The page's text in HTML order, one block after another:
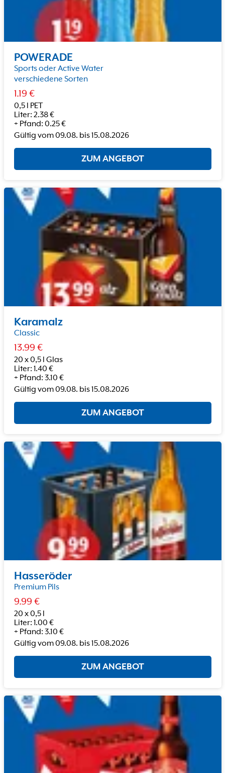
POWERADE
Sports oder Active Water
verschiedene Sorten
1.19 €
0,5 l PET
Liter: 2.38€
+ Pfand: 0.25€
Gültig vom09.08. bis15.08.2026
ZUM ANGEBOT
Karamalz
Classic
13.99 €
20 x 0,5 l Glas
Liter: 1.40 €
+ Pfand: 3.10 €
Gültig vom09.08. bis15.08.2026
ZUM ANGEBOT
Hasseröder
Premium Pils
9.99 €
20 x 0,5 l
Liter: 1.00 €
+ Pfand: 3.10 €
Gültig vom09.08. bis15.08.2026
ZUM ANGEBOT